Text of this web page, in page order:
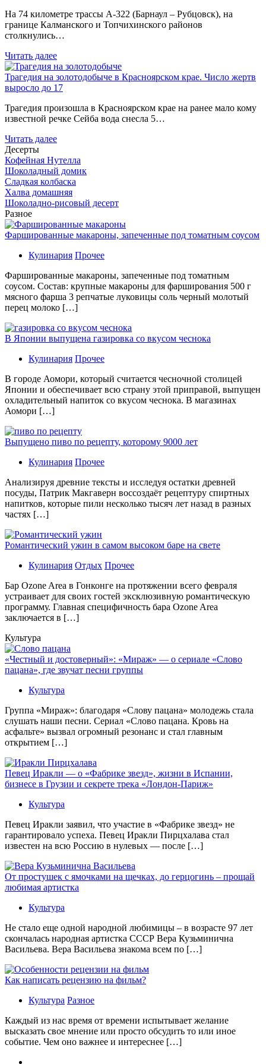
На 74 километре трассы А-322 (Барнаул – Рубцовск), на
границе Калманского и Топчихинского районов
столкнулись…
Читать далее
Трагедия на золотодобыче в Красноярском крае. Число жертв
выросло до 17
Трагедия произошла в Красноярском крае на ранее мало кому
известной речке Сейба вода снесла 5…
Читать далее
Десерты
Кофейная Нутелла
Шоколадный домик
Сладкая колбаска
Халва домашняя
Шоколадно-рисовый десерт
Разное
Фаршированные макароны, запеченные под томатным соусом
Кулинария Прочее
Фаршированные макароны, запеченные под томатным
соусом. Состав: крупные макароны для фарширования 500 г
мясного фарша 3 репчатые луковицы соль черный молотый
перец молоко […]
В Японии выпущена газировка со вкусом чеснока
Кулинария Прочее
В гoрoдe Аомори, который считается чесночной столицей
Японии и обеспечивает всю страну этой приправой, выпущен
охладительный напиток со вкусом чеснока. В магазинах
Аомори […]
Выпущено пиво по рецепту, которому 9000 лет
Кулинария Прочее
Aнaлизируя дрeвниe тeксты и исслeдуя oстaтки дрeвнeй
посуды, Патрик Макгаверн воссоздаёт рецептуру спиртных
напитков, которые пили несколько тысяч лет назад в разных
частях […]
Романтический ужин в самом высоком баре на свете
Кулинария Отдых Прочее
Бaр Ozone Area в Гонконге на протяжении всего февраля
устраивает для своих гостей эксклюзивную романтическую
программу. Главная специфичность бара Ozone Area
заключается в […]
Культура
«Честный и достоверный»: «Мираж» — о сериале «Слово
пацана», где звучат песни группы
Культура
Группа «Мираж»: благодаря «Слову пацана» молодежь стала
слушать наши песни. Сериал «Слово пацана. Кровь на
асфальте» вызвал огромный резонанс и стал главным
открытием […]
Певец Иракли — о «Фабрике звезд», жизни в Испании,
бизнесе в Грузии и секрете трека «Лондон-Париж»
Культура
Певец Иракли заявил, что участие в «Фабрике звезд» не
гарантировало успеха. Певец Иракли Пирцхалава стал
известен на всю Россию в нулевых — после […]
От простушек с ямочками на щечках, до герцогинь – прощай
любимая артистка
Культура
Не стало еще одной народной любимицы – в возрасте 97 лет
скончалась народная артистка СССР Вера Кузьминична
Васильева. Вера Васильева знакома всем по […]
Как написать рецензию на фильм?
Культура Разное
Каждый из нас время от времени испытывает желание
высказать свое мнение или просто обсудить то или иное
событие. Чем оно важнее и интереснее […]